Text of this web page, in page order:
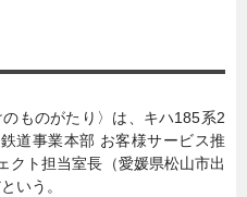
ものがたり〉は、キハ185系2
道事業本部 お客様サービス推
クト担当室長（愛媛県松山市出
いう。